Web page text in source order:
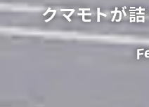
クマモトが詰